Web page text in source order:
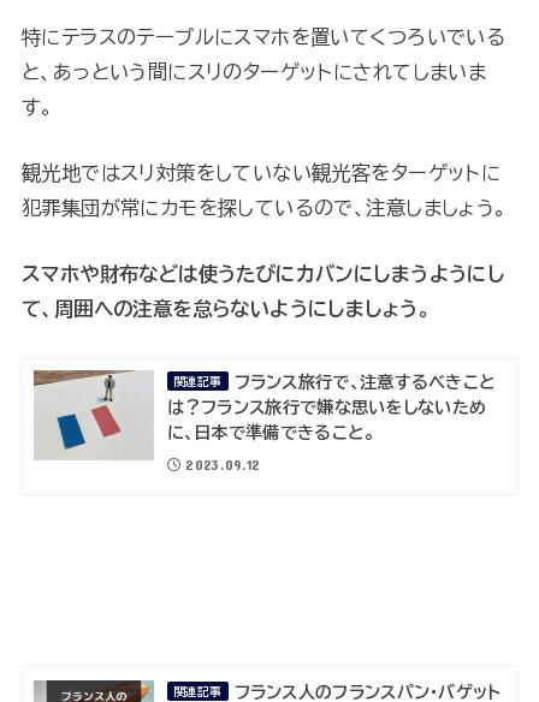
特にテラスのテーブルにスマホを置いてくつろいでいる
と、あっという間にスリのターゲットにされてしまいま
す。
観光地ではスリ対策をしていない観光客をターゲットに
犯罪集団が常にカモを探しているので、注意しましょう。
スマホや財布などは使うたびにカバンにしまうようにし
て、周囲への注意を怠らないようにしましょう。
関連記事
フランス旅行で、注意するべきこと
は？フランス旅行で嫌な思いをしないため
に、日本で準備できること。
2023.09.12
関連記事
フランス人のフランスパン・バゲット